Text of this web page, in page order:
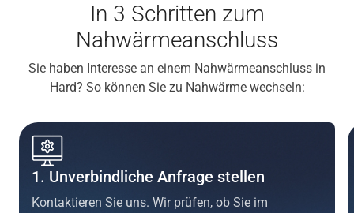
In 3 Schritten zum
Nahwärmeanschluss
Sie haben Interesse an einem Nahwärmeanschluss in
Hard? So können Sie zu Nahwärme wechseln:
1. Unverbindliche Anfrage stellen
Kontaktieren Sie uns. Wir prüfen, ob Sie im